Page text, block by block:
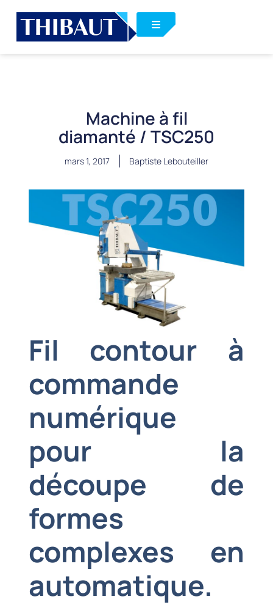
Machine à fil
diamanté / TSC250
mars 1, 2017 Baptiste Lebouteiller
Fil contour à
commande
numérique
pour la
découpe de
formes
complexes en
automatique.